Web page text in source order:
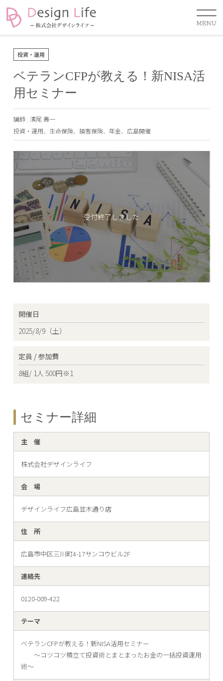
投資・運用
ベテランCFPが教える！新NISA活
用セミナー
講師 : 濱尾 壽一
投資・運用、 生命保険、 損害保険、 年金、 広島開催
受付終了しました
開催日
2025/8/9（土）
定員 / 参加費
8組/ 1人 500円※1
セミナー詳細
主 催
株式会社デザインライフ
会 場
デザインライフ広島並木通り店
住 所
広島市中区三川町4-17サンコウビル2F
連絡先
0120-009-422
テーマ
ベテランCFPが教える！新NISA活用セミナー
〜コツコツ積立て投資術とまとまったお金の一括投資運用
術〜